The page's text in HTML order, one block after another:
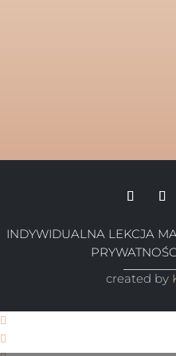
INDYWIDUALNA LEKCJA
created by